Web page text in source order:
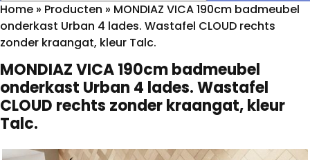
Home » Producten » MONDIAZ VICA 190cm badmeubel
onderkast Urban 4 lades. Wastafel CLOUD rechts
zonder kraangat, kleur Talc.
MONDIAZ VICA 190cm badmeubel
onderkast Urban 4 lades. Wastafel
CLOUD rechts zonder kraangat, kleur
Talc.